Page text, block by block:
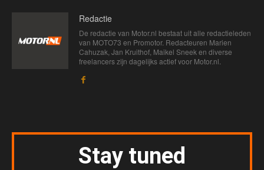
Redactie
De redactie van Motor.nl bestaat uit alle redactieleden
van MOTO73 en Promotor. Redacteuren Marien
Cahuzak, Jan Kruithof, Maikel Sneek en diverse
freelancers zijn dagelijks actief voor Motor.nl.
Stay tuned